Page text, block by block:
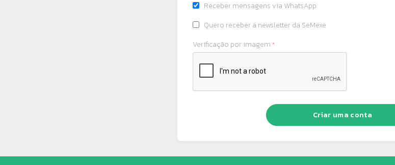
Receber mensagens via WhatsApp
Quero receber a newsletter da SeMexe
Verificação por imagem
Criar uma conta